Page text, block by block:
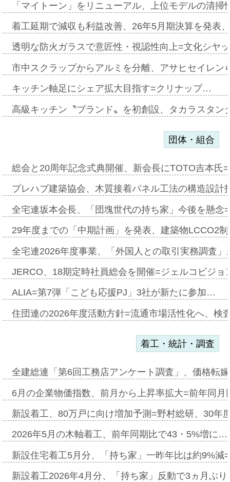
「マイトーン」をリニューアル、上位モデルの清
着工延期で減収も利益改善、26年5月期決算を発表
透明な防火ガラスで意匠性・視認性向上=文化シヤ
市中スクラップからアルミを分離、アサヒセイレ
キッチン軸足にシェア拡大目指す=クリナップ…
高級キッチン〝ブランド〟を初創設、タカラスタ
団体・組合
総会と20周年記念式典開催、新会長にTOTO吉本氏
プレハブ建築協会、木質接着パネル工法の構造設
全宅連坂本会長、「団塊世代の持ち家」今後を懸
29年度までの「中期計画」を発表、建築物LCCO2
全宅連2026年度事業、「外国人との取引実務調査
JERCO、18期定時社員総会を開催=ジェルコビジ
ALIA=第7弾「こども応援PJ」3社が新たに参加…
住団連の2026年度活動方針=流通市場活性化へ、検
着工・統計・調査
全建総連「第6回工務店アンケート調査」、価格転
6月の企業物価指数、前月から上昇率拡大=前年同
新設着工、80万戸に向け増加予測=野村総研、30年
2026年5月の木軸着工、前年同期比で43・5%増に…
新設住宅着工5月分、「持ち家」一昨年比は約9%
新設着工2026年4月分、「持ち家」反動で3ヵ月ぶ